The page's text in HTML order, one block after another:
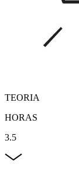
TEORIA
HORAS
3.5